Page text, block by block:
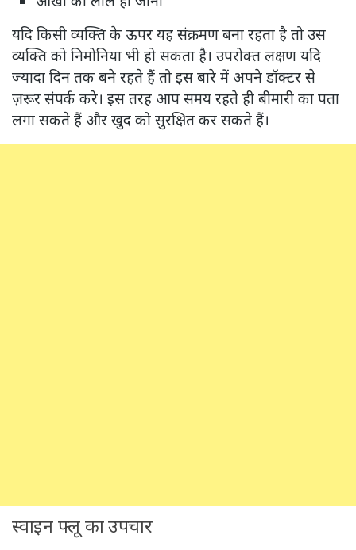
यदि किसी व्यक्ति के ऊपर यह संक्रमण बना रहता है तो उस
व्यक्ति को निमोनिया भी हो सकता है। उपरोक्त लक्षण यदि
ज्यादा दिन तक बने रहते हैं तो इस बारे में अपने डॉक्टर से
ज़रूर संपर्क करे। इस तरह आप समय रहते ही बीमारी का पता
लगा सकते हैं और खुद को सुरक्षित कर सकते हैं।
स्वाइन फ्लू का उपचार